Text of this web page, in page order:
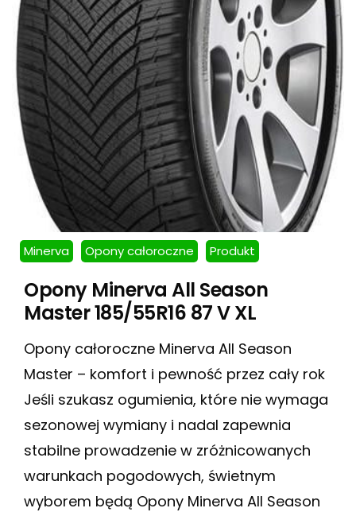
Minerva Opony całoroczne Produkt
Opony Minerva All Season
Master 185/55R16 87 V XL
Opony całoroczne Minerva All Season
Master – komfort i pewność przez cały rok
Jeśli szukasz ogumienia, które nie wymaga
sezonowej wymiany i nadal zapewnia
stabilne prowadzenie w zróżnicowanych
warunkach pogodowych, świetnym
wyborem będą Opony Minerva All Season